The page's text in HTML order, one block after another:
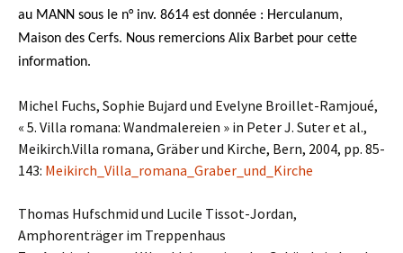
au MANN sous le n° inv. 8614 est donnée : Herculanum,
Maison des Cerfs. Nous remercions Alix Barbet pour cette
information.
Michel Fuchs, Sophie Bujard und Evelyne Broillet-Ramjoué,
« 5. Villa romana: Wandmalereien » in Peter J. Suter et al.,
Meikirch.Villa romana, Gräber und Kirche, Bern, 2004, pp. 85-
143: Meikirch_Villa_romana_Graber_und_Kirche
Thomas Hufschmid und Lucile Tissot-Jordan,
Amphorenträger im Treppenhaus